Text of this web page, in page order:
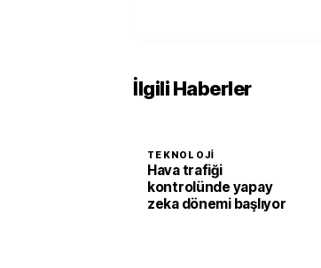
İlgili Haberler
TEKNOLOJI
Hava trafiği
kontrolünde yapay
zeka dönemi başlıyor